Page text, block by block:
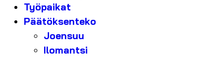
Työpaikat
Päätöksenteko
Joensuu
Ilomantsi